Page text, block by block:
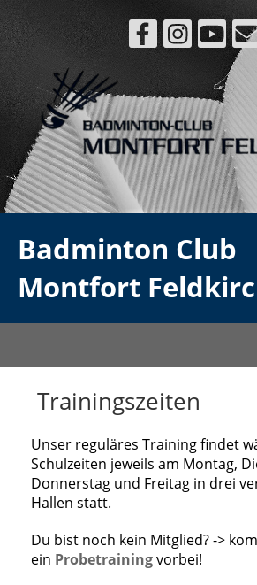
Badminton Club
Montfort
Trainingszeiten
Unser reguläres Training findet
Schulzeiten jeweils am Montag,
Donnerstag und Freitag in drei
Hallen statt.
Du bist noch kein Mitglied? ->
ein Probetrainingvorbei!